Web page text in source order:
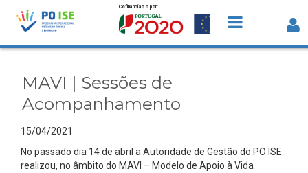
Saltar para o conteúdo
Detalhe da Notícia
Cofinanciado por:
MAVI | Sessões de
Acompanhamento
15/04/2021
No passado dia 14 de abril a Autoridade de Gestão do PO ISE
realizou, no âmbito do MAVI – Modelo de Apoio à Vida